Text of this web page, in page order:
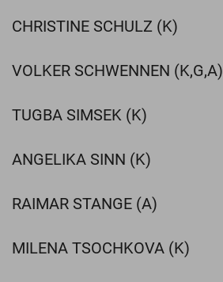
CHRISTINE SCHULZ (K)
VOLKER SCHWENNEN (K,G,A)
TUGBA SIMSEK (K)
ANGELIKA SINN (K)
RAIMAR STANGE (A)
MILENA TSOCHKOVA (K)